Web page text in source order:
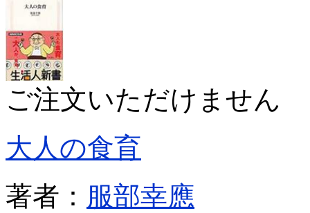
ご注文いただけません
大人の食育
著者： 服部幸應